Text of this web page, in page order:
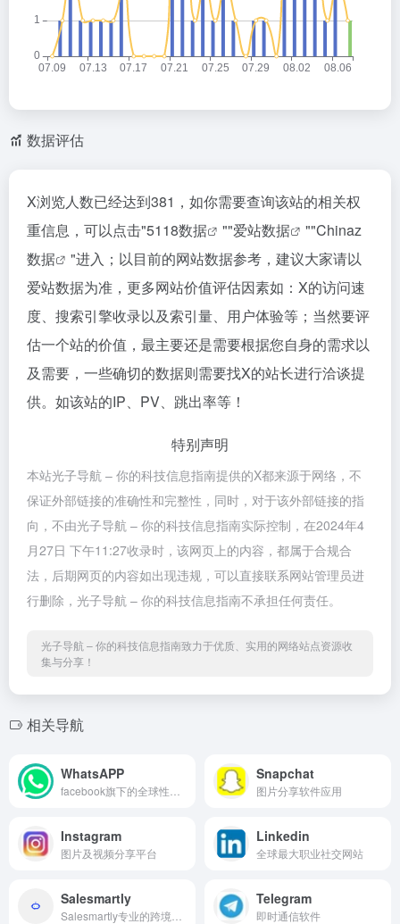
数据评估
X浏览人数已经达到381，如你需要查询该站的相关权
重信息，可以点击"5118数据 ""爱站数据 ""Chinaz
数据
"进入；以目前的网站数据参考，建议大家请以
爱站数据为准，更多网站价值评估因素如：X的访问速
度、搜索引擎收录以及索引量、用户体验等；当然要评
估一个站的价值，最主要还是需要根据您自身的需求以
及需要，一些确切的数据则需要找X的站长进行洽谈提
供。如该站的IP、PV、跳出率等！
特别声明
本站光子导航 – 你的科技信息指南提供的X都来源于网络，不
保证外部链接的准确性和完整性，同时，对于该外部链接的指
向，不由光子导航 – 你的科技信息指南实际控制，在2024年4
月27日 下午11:27收录时，该网页上的内容，都属于合规合
法，后期网页的内容如出现违规，可以直接联系网站管理员进
行删除，光子导航 – 你的科技信息指南不承担任何责任。
光子导航 – 你的科技信息指南致力于优质、实用的网络站点资源收
集与分享！
相关导航
WhatsAPP Snapchat
图片分享软件应用
Instagram
图片及视频分享平台
Linkedin
全球最大职业社交网站
Salesmartly Telegram
即时通信软件